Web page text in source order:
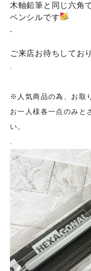
木軸鉛筆と同じ六角
ペンシルです
.
ご来店お待ちしてお
※人気商品の為、お取
お一人様各一点のみと
い。